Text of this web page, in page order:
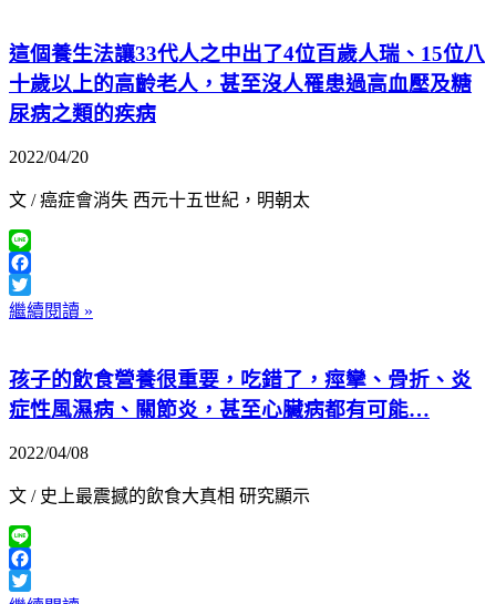
這個養生法讓33代人之中出了4位百歲人瑞、15位八
十歲以上的高齡老人，甚至沒人罹患過高血壓及糖
尿病之類的疾病
2022/04/20
文 / 癌症會消失 西元十五世紀，明朝太
Line
Facebook
Twitter
繼續閱讀 »
孩子的飲食營養很重要，吃錯了，痙攣、骨折、炎
症性風濕病、關節炎，甚至心臟病都有可能…
2022/04/08
文 / 史上最震撼的飲食大真相 研究顯示
Line
Facebook